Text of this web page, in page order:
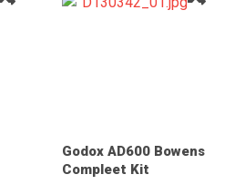
Godox AD600 Bowens
Compleet Kit